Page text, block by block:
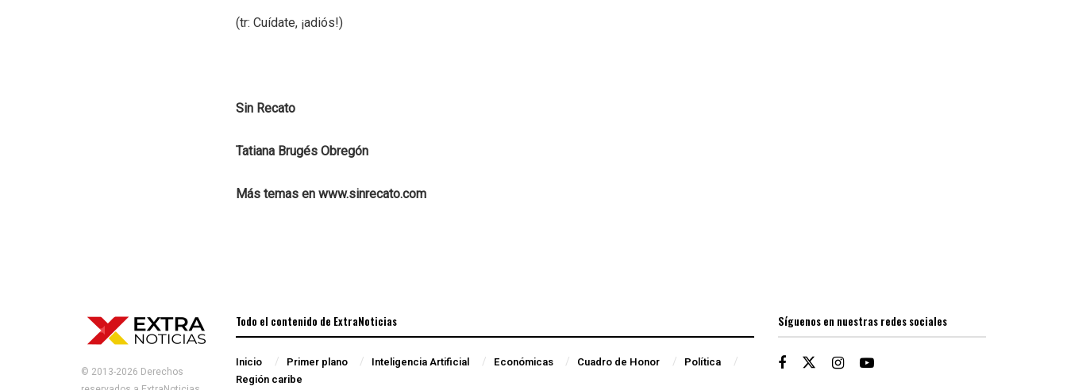
(tr: Cuídate, ¡adiós!)
Sin Recato
Tatiana Brugés Obregón
Más temas en www.sinrecato.com
© 2013-2026 Derechos
Todo el contenido de ExtraNoticias
Inicio Primer plano Inteligencia Artificial Económicas Cuadro de Honor
Política
Región caribe
Síguenos en nuestras redes sociales